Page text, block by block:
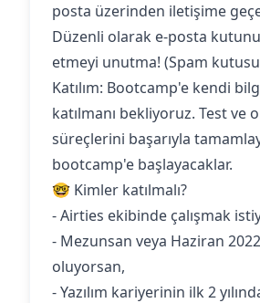
posta üzerinden iletişime
Düzenli olarak e-posta
etmeyi unutma! (Spam
Katılım: Bootcamp'e kendi
katılmanı bekliyoruz. Test ve
süreçlerini başarıyla
bootcamp'e başlayacaklar.
🤓 Kimler katılmalı?
- Airties ekibinde çalışmak
- Mezunsan veya Haziran
oluyorsan,
- Yazılım kariyerinin ilk 2